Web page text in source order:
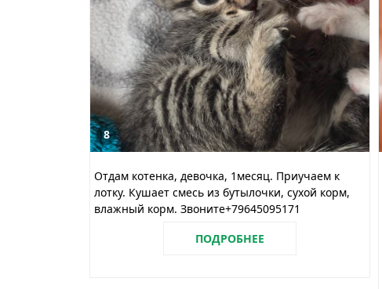
8
Отдам котенка, девочка, 1месяц. Приучаем к
лотку. Кушает смесь из бутылочки, сухой корм,
влажный корм. Звоните+79645095171
ПОДРОБНЕЕ